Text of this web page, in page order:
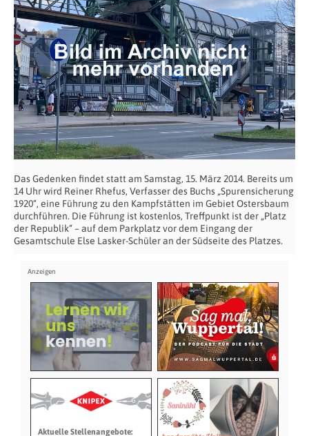
Das Gedenken findet statt am Samstag, 15. März 2014. Bereits um
14 Uhr wird Reiner Rhefus, Verfasser des Buchs „Spurensicherung
1920“, eine Führung zu den Kampfstätten im Gebiet Ostersbaum
durchführen. Die Führung ist kostenlos, Treffpunkt ist der „Platz
der Republik“ – auf dem Parkplatz vor dem Eingang der
Gesamtschule Else Lasker-Schüler an der Südseite des Platzes.
Aktuelle Stellenangebote: